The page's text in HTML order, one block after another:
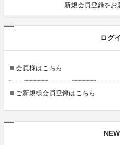
新規会員登録をお
ログ
会員様はこちら
ご新規様会員登録はこちら